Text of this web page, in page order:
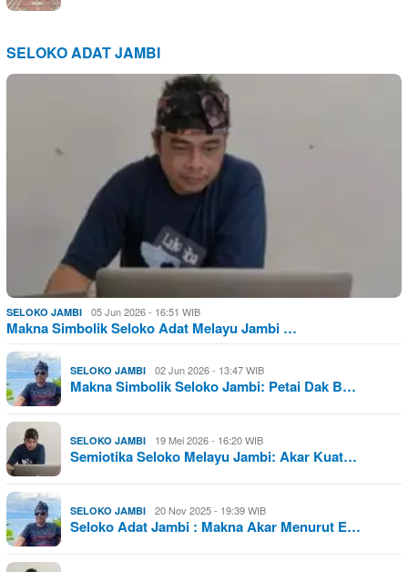
SELOKO ADAT JAMBI
SELOKO JAMBI 05 Jun 2026 - 16:51 WIB
Makna Simbolik Seloko Adat Melayu Jambi …
SELOKO JAMBI 02 Jun 2026 - 13:47 WIB
Makna Simbolik Seloko Jambi: Petai Dak B…
SELOKO JAMBI 19 Mei 2026 - 16:20 WIB
Semiotika Seloko Melayu Jambi: Akar Kuat…
SELOKO JAMBI 20 Nov 2025 - 19:39 WIB
Seloko Adat Jambi : Makna Akar Menurut E…